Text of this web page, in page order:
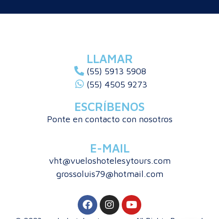
LLAMAR
(55) 5913 5908
(55) 4505 9273
ESCRÍBENOS
Ponte en contacto con nosotros
E-MAIL
vht@vueloshotelesytours.com
grossoluis79@hotmail.com